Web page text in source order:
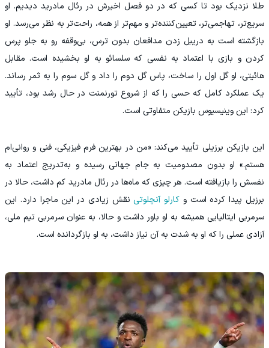
طلا نزدیک بود تا کسی که در دو فصل اخیرش در رئال مادرید دیدیم. او
سریع‌تر، تهاجمی‌تر، تعیین‌کننده‌تر و مهم‌تر از همه، راحت‌تر به نظر می‌رسد. او
بازگشته است به دریبل زدن مدافعان بدون ترس، بی‌وقفه رو به جلو پرس
کردن و بازی با اعتماد به‌ نفسی که سلسائو به او بخشیده است. مقابل
هائیتی، او گل اول را ساخت، پاس گل دوم را داد و گل سوم را به ثمر رساند.
یک عملکرد کامل که حسی را که از شروع تورنمنت در حال رشد بود، تأیید
کرد: این وینیسیوس بازیکن متفاوتی است.
این بازیکن برزیلی تأیید می‌کند: «من در بهترین فرم فیزیکی، فنی و روانی‌ام
هستم.» او بدون مصدومیت به جام جهانی رسیده و به‌تدریج اعتماد به‌
نفسش را بازیافته است. هر چیزی که ماه‌ها در رئال مادرید کم داشت، حالا در
برزیل پیدا کرده است و کارلو آنچلوتی نقش زیادی در این ماجرا دارد. این
سرمربی ایتالیایی همیشه به او باور داشت و حالا، به‌ عنوان سرمربی تیم ملی،
آزادی‌ عملی را که او به‌ شدت به آن نیاز داشت، به او بازگردانده است.